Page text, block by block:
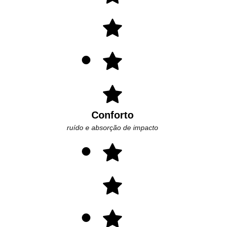
Conforto
ruído e absorção de impacto